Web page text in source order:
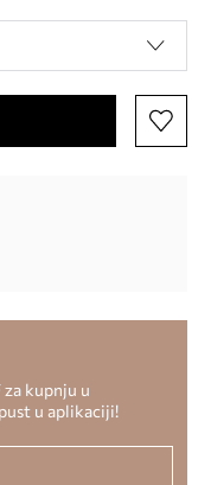
kupnju u
u aplikaciji!